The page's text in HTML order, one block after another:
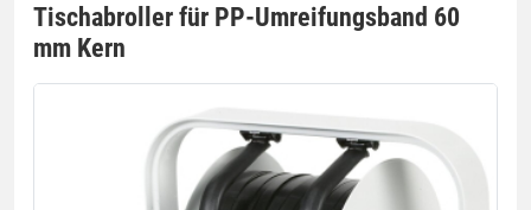
Tischabroller für PP-Umreifungsband 60
mm Kern